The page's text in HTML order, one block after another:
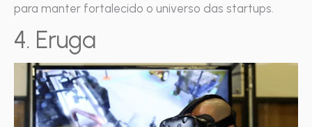
para manter fortalecido o universo das startups.
4. Eruga